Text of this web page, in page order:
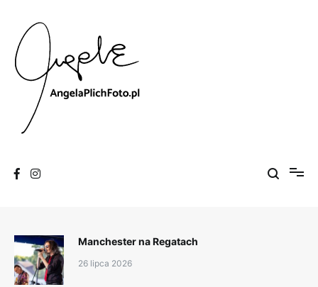
content
Manchester na Regatach
26 lipca 2026